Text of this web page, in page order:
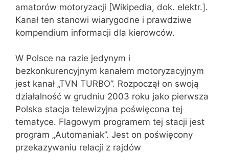
amatorów motoryzacji [Wikipedia, dok. elektr.].
Kanał ten stanowi wiarygodne i prawdziwe
kompendium informacji dla kierowców.
W Polsce na razie jedynym i
bezkonkurencyjnym kanałem motoryzacyjnym
jest kanał „TVN TURBO”. Rozpoczął on swoją
działalność w grudniu 2003 roku jako pierwsza
Polska stacja telewizyjna poświęcona tej
tematyce. Flagowym programem tej stacji jest
program „Automaniak”. Jest on poświęcony
przekazywaniu relacji z rajdów